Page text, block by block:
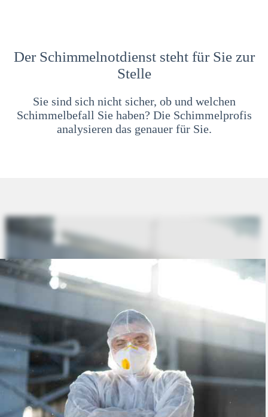
Der Schimmelnotdienst steht für Sie zur
Stelle
Sie sind sich nicht sicher, ob und welchen
Schimmelbefall Sie haben? Die Schimmelprofis
analysieren das genauer für Sie.